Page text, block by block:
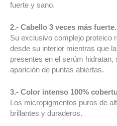
fuerte y sano.
2.- Cabello 3 veces más fuerte.
Su exclusivo complejo proteico
desde su interior mientras que
presentes en el serúm
aparición de puntas abiertas.
3.- Color intenso 100%
Los micropigmentos puros de
brillantes y duraderos.